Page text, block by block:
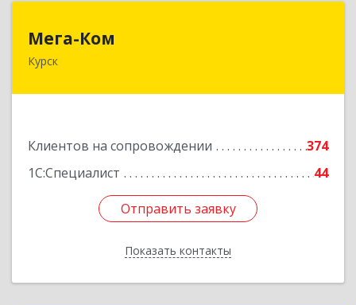
Мега-Ком
Курск
Клиентов на сопровождении
374
1С:Специалист
44
Отправить заявку
Показать контакты
305001, Курская обл, Курск г, Красной Армии ул,
Отправить заявку
Назад